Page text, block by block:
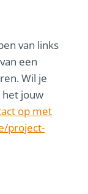
van links
een
Wil je
jouw
op met
project-